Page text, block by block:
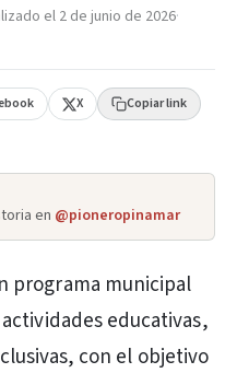
el 2 de junio de 2026·
X Copiar link
en @pioneropinamar
programa municipal
educativas,
con el objetivo